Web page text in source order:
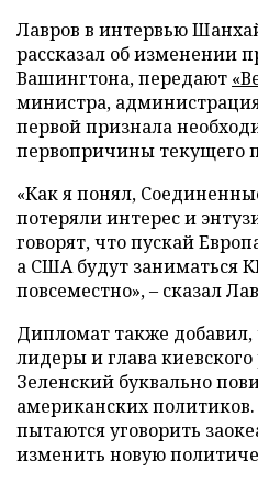
Лавров в интервью
рассказал об изменении
Вашингтона, передают
министра,
первой признала
первопричины текущего
«Как я понял,
потеряли интерес и
говорят, что пускай
а США будут заниматься
повсеместно», – сказал
Дипломат также добавил,
лидеры и глава
Зеленский буквально
американских
пытаются уговорить
изменить новую